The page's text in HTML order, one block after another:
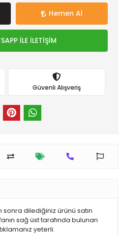
Hemen Al
İLE İLETİŞİM
Güvenli Alışveriş
dilediğiniz ürünü satın
sağ üst tarafında bulunan
yeterli.